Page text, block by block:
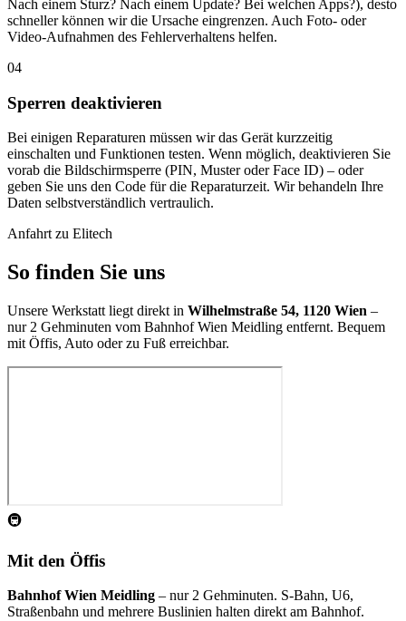
Nach einem Sturz? Nach einem Update? Bei welchen Apps?), desto
schneller können wir die Ursache eingrenzen. Auch Foto- oder
Video-Aufnahmen des Fehlerverhaltens helfen.
04
Sperren deaktivieren
Bei einigen Reparaturen müssen wir das Gerät kurzzeitig
einschalten und Funktionen testen. Wenn möglich, deaktivieren Sie
vorab die Bildschirmsperre (PIN, Muster oder Face ID) – oder
geben Sie uns den Code für die Reparaturzeit. Wir behandeln Ihre
Daten selbstverständlich vertraulich.
Anfahrt zu Elitech
So finden Sie uns
Unsere Werkstatt liegt direkt in Wilhelmstraße 54, 1120 Wien –
nur 2 Gehminuten vom Bahnhof Wien Meidling entfernt. Bequem
mit Öffis, Auto oder zu Fuß erreichbar.
🚇
Mit den Öffis
Bahnhof Wien Meidling – nur 2 Gehminuten. S-Bahn, U6,
Straßenbahn und mehrere Buslinien halten direkt am Bahnhof.